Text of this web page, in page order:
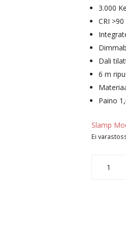
3.000
CRI >90
Dali
6 m
Paino
Slamp
Ei
Suspension